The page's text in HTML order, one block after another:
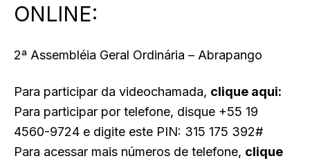
ONLINE:
2ª Assembléia Geral Ordinária – Abrapango
Para participar da videochamada, clique aqui:
Para participar por telefone, disque +55 19
4560-9724 e digite este PIN: 315 175 392#
Para acessar mais números de telefone, clique